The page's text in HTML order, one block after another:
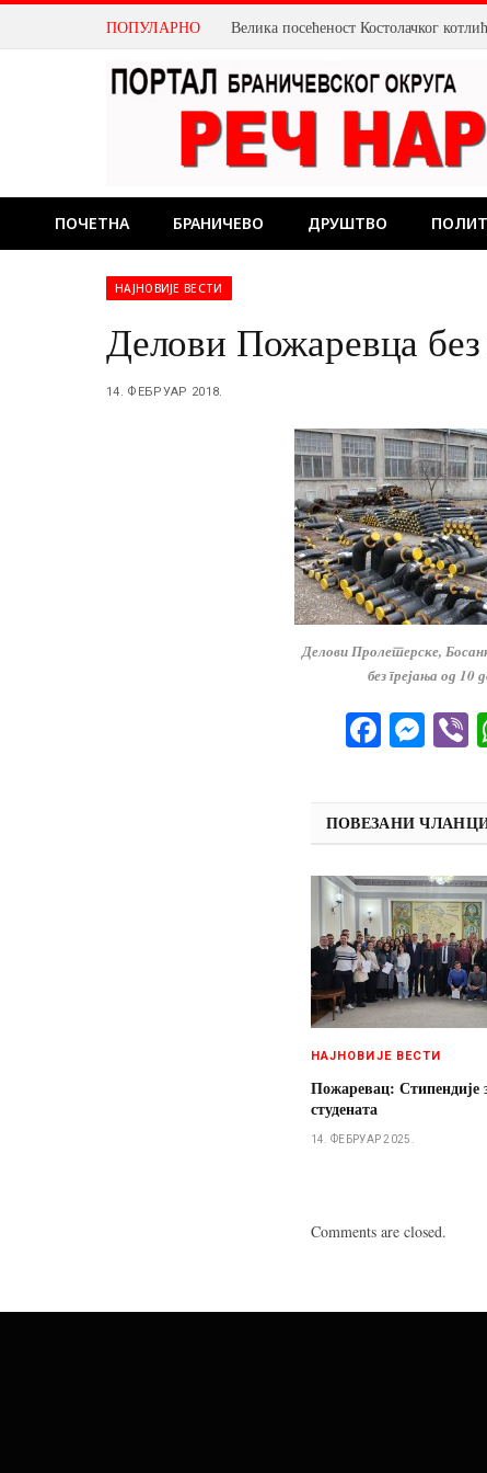
ПОПУЛАРНО
ПОЧЕТНА БРАНИЧЕВО ДРУШТВО
НАЈНОВИЈЕ ВЕСТИ
Делови Пожаревца без
14. ФЕБРУАР 2018.
Делови Пролетерске,
без грејања од 10
ПОВЕЗАНИ
НАЈНОВИЈЕ ВЕСТИ
Пожаревац: Стипендије
студената
14. ФЕБРУАР 2025.
Comments are closed.